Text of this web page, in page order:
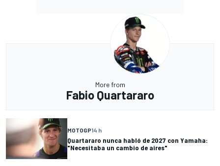
More from
Fabio Quartararo
MOTOGP14 h
Quartararo nunca habló de 2027 con Yamaha:
"Necesitaba un cambio de aires"